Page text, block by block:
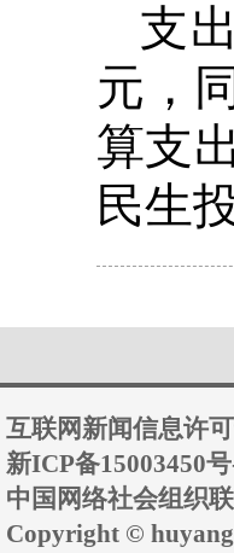
支
元，
算支
民生
互联网新闻信息许
新ICP备15003450
中国网络社会组织
Copyright ©